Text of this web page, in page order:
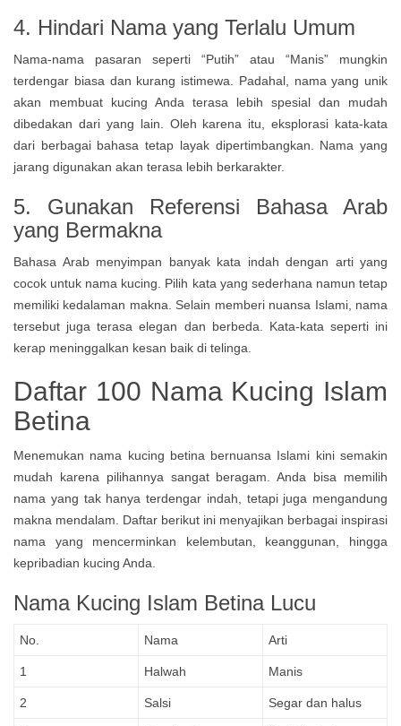
4. Hindari Nama yang Terlalu Umum
Nama-nama pasaran seperti “Putih” atau “Manis” mungkin
terdengar biasa dan kurang istimewa. Padahal, nama yang unik
akan membuat kucing Anda terasa lebih spesial dan mudah
dibedakan dari yang lain. Oleh karena itu, eksplorasi kata-kata
dari berbagai bahasa tetap layak dipertimbangkan. Nama yang
jarang digunakan akan terasa lebih berkarakter.
5. Gunakan Referensi Bahasa Arab
yang Bermakna
Bahasa Arab menyimpan banyak kata indah dengan arti yang
cocok untuk nama kucing. Pilih kata yang sederhana namun tetap
memiliki kedalaman makna. Selain memberi nuansa Islami, nama
tersebut juga terasa elegan dan berbeda. Kata-kata seperti ini
kerap meninggalkan kesan baik di telinga.
Daftar 100 Nama Kucing Islam
Betina
Menemukan nama kucing betina bernuansa Islami kini semakin
mudah karena pilihannya sangat beragam. Anda bisa memilih
nama yang tak hanya terdengar indah, tetapi juga mengandung
makna mendalam. Daftar berikut ini menyajikan berbagai inspirasi
nama yang mencerminkan kelembutan, keanggunan, hingga
kepribadian kucing Anda.
Nama Kucing Islam Betina Lucu
No. Nama Arti
1 Halwah Manis
2 Salsi Segar dan halus